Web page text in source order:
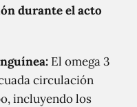
durante el acto
El omega 3
circulación
incluyendo los